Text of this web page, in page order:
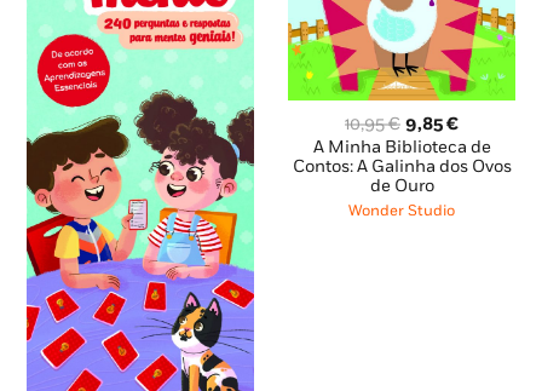
10,95€ O
preço
original
era:
10,95 €.
9,85€O
preço
atual
A Minha Biblioteca de
Contos: A Galinha dos Ovos
de Ouro
Wonder Studio